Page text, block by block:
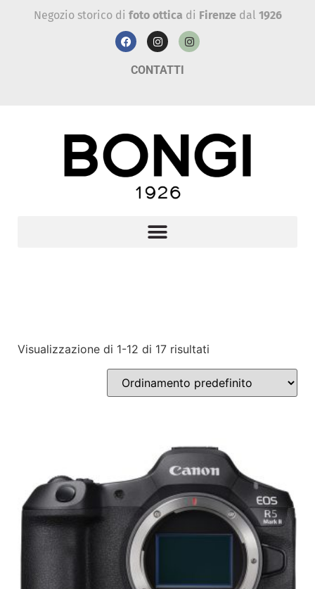
Negozio storico di foto ottica di Firenzedal 1926
CONTATTI
Visualizzazione di 1-12 di 17 risultati